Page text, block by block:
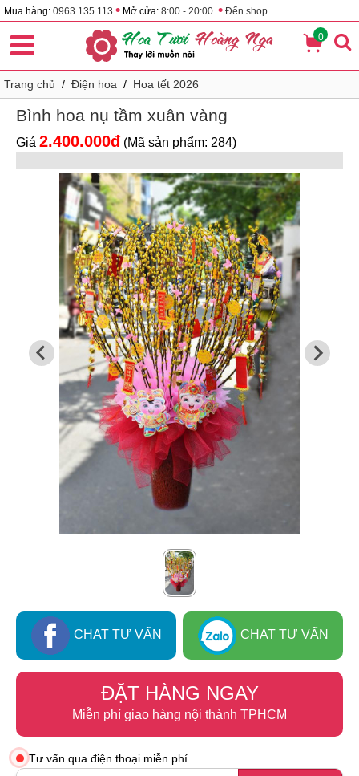
Mua hàng: 0963.135.113 • Mở cửa: 8:00 - 20:00 • Đến shop
0
Trang chủ / Điện hoa / Hoa tết 2026
Bình hoa nụ tầm xuân vàng
Giá 2.400.000đ (Mã sản phẩm: 284)
CHAT TƯ VẤN CHAT TƯ VẤN
ĐẶT HÀNG NGAY
Miễn phí giao hàng nội thành TPHCM
Tư vấn qua điện thoại miễn phí